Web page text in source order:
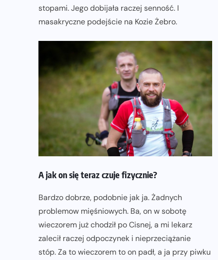
stopami. Jego dobijała raczej senność. I
masakryczne podejście na Kozie Żebro.
A jak on się teraz czuje fizycznie?
Bardzo dobrze, podobnie jak ja. Żadnych
problemow mięśniowych. Ba, on w sobotę
wieczorem już chodził po Cisnej, a mi lekarz
zalecił raczej odpoczynek i nieprzeciążanie
stóp. Za to wieczorem to on padł, a ja przy piwku